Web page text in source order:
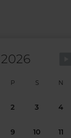
P S N
2 3 4
9 10 11